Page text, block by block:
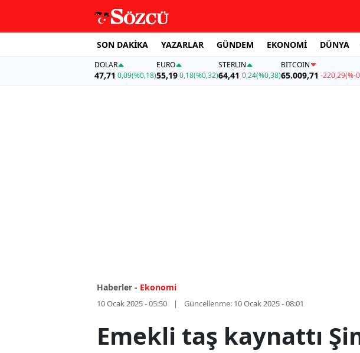
SON DAKİKA YAZARLAR GÜNDEM EKONOMİ DÜNYA
DOLAR
47,71 0,09(%0,18)
EURO
55,19 0,18(%0,32)
STERLIN
64,41 0,24(%0,38)
BITCOIN
65.009,71 -220,29(%-
Haberler - Ekonomi
10 Ocak 2025 - 05:50 Güncellenme: 10 Ocak 2025 - 08:01
Emekli taş kaynattı